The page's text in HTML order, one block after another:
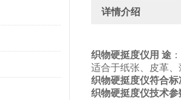
详情介绍
织物硬挺度仪用 途
适合于纸张、皮革
织物硬挺度仪符合标
织物硬挺度仪技术参